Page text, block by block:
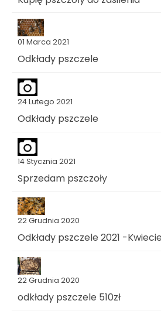
01 Marca 2021
Odkłady pszczele
24 Lutego 2021
Odkłady pszczele
14 Stycznia 2021
Sprzedam pszczoły
22 Grudnia 2020
Odkłady pszczele 2021 -
22 Grudnia 2020
odkłady pszczele 510zł